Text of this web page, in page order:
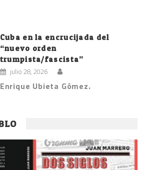
Cuba en la encrucijada del
“nuevo orden
trumpista/fascista”
julio 28, 2026
Enrique Ubieta Gómez.